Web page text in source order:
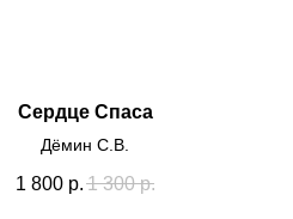
Сердце Спаса
Дёмин С.В.
1 800 р. 1 300 р.